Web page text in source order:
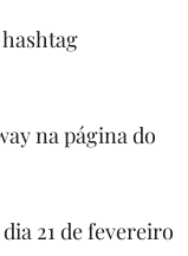
na página do
21 de fevereiro